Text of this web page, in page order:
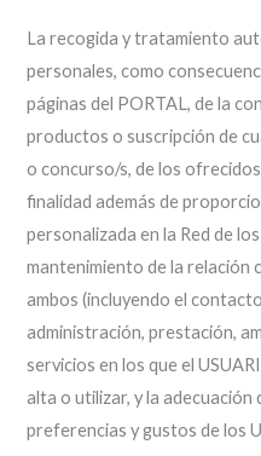
La recogida y tratamiento
personales, como
páginas del PORTAL, de la
productos o suscripción de
o concurso/s, de los
finalidad además de
personalizada en la Red de
mantenimiento de la
ambos (incluyendo el
administración, prestación,
servicios en los que el
alta o utilizar, y la adecuación
preferencias y gustos de los